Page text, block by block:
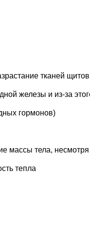
тканей
железы и из-за
гормонов)
массы тела,
тепла